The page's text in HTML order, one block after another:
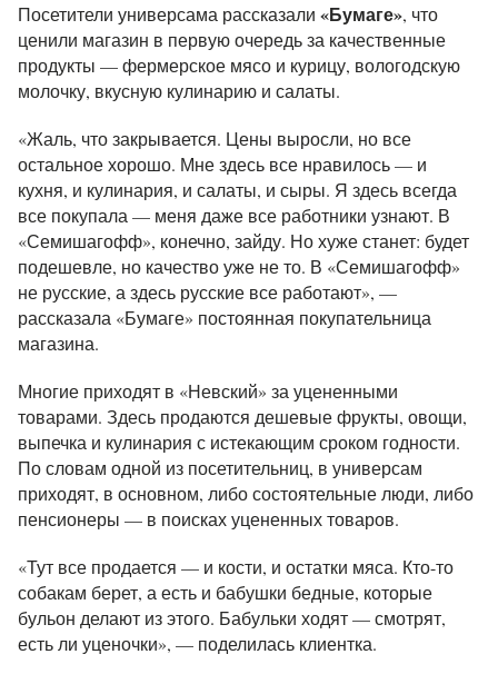
Посетители универсама рассказали «Бумаге», что
ценили магазин в первую очередь за качественные
продукты — фермерское мясо и курицу, вологодскую
молочку, вкусную кулинарию и салаты.
«Жаль, что закрывается. Цены выросли, но все
остальное хорошо. Мне здесь все нравилось — и
кухня, и кулинария, и салаты, и сыры. Я здесь всегда
все покупала — меня даже все работники узнают. В
«Семишагофф», конечно, зайду. Но хуже станет: будет
подешевле, но качество уже не то. В «Семишагофф»
не русские, а здесь русские все работают», —
рассказала «Бумаге» постоянная покупательница
магазина.
Многие приходят в «Невский» за уцененными
товарами. Здесь продаются дешевые фрукты, овощи,
выпечка и кулинария с истекающим сроком годности.
По словам одной из посетительниц, в универсам
приходят, в основном, либо состоятельные люди, либо
пенсионеры — в поисках уцененных товаров.
«Тут все продается — и кости, и остатки мяса. Кто-то
собакам берет, а есть и бабушки бедные, которые
бульон делают из этого. Бабульки ходят — смотрят,
есть ли уценочки», — поделилась клиентка.